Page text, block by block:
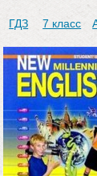
ГДЗ 7 класс